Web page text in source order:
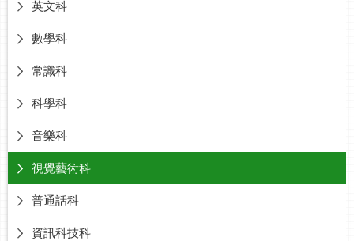
英文科
數學科
常識科
科學科
音樂科
視覺藝術科
普通話科
資訊科技科